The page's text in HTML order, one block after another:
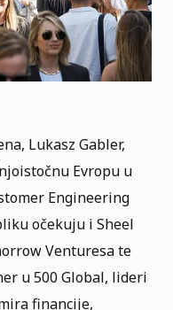
Lukasz Gabler,
Evropu u
Engineering
očekuju i Sheel
Venturesa te
u 500 Global, lideri
financije,